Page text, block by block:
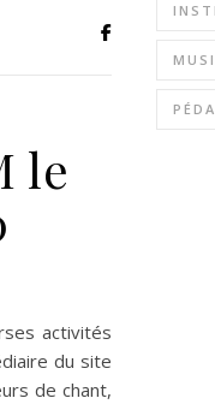
le
du CESAM le samedi
activités
du site
de chant,